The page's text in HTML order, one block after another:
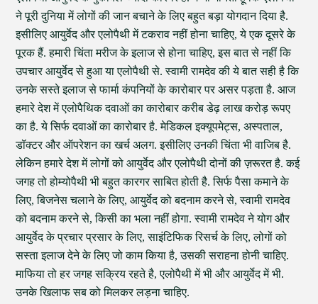
ने पूरी दुनिया में लोगों की जान बचाने के लिए बहुत बड़ा योगदान दिया है.
इसीलिए आयुर्वेद और एलोपैथी में टकराव नहीं होना चाहिए, ये एक दूसरे के
पूरक हैं. हमारी चिंता मरीज के इलाज से होना चाहिए, इस बात से नहीं कि
उपचार आयुर्वेद से हुआ या एलोपैथी से. स्वामी रामदेव की ये बात सही है कि
उनके सस्ते इलाज से फार्मा कंपनियों के कारोबार पर असर पड़ता है. आज
हमारे देश में एलोपैथिक दवाओं का कारोबार करीब डेढ़ लाख करोड़ रूपए
का है. ये सिर्फ दवाओं का कारोबार है. मेडिकल इक्यूपमेट्स, अस्पताल,
डॉक्टर और ऑपरेशन का खर्च अलग. इसीलिए उनकी चिंता भी वाजिब है.
लेकिन हमारे देश में लोगों को आयुर्वेद और एलोपैथी दोनों की ज़रूरत है. कई
जगह तो होम्योपैथी भी बहुत कारगर साबित होती है. सिर्फ पैसा कमाने के
लिए, बिजनेस चलाने के लिए, आयुर्वेद को बदनाम करने से, स्वामी रामदेव
को बदनाम करने से, किसी का भला नहीं होगा. स्वामी रामदेव ने योग और
आयुर्वेद के प्रचार प्रसार के लिए, साइंटिफिक रिसर्च के लिए, लोगों को
सस्ता इलाज देने के लिए जो काम किया है, उसकी सराहना होनी चाहिए.
माफिया तो हर जगह सक्रिय रहते है, एलोपैथी में भी और आयुर्वेद में भी.
उनके खिलाफ सब को मिलकर लड़ना चाहिए.